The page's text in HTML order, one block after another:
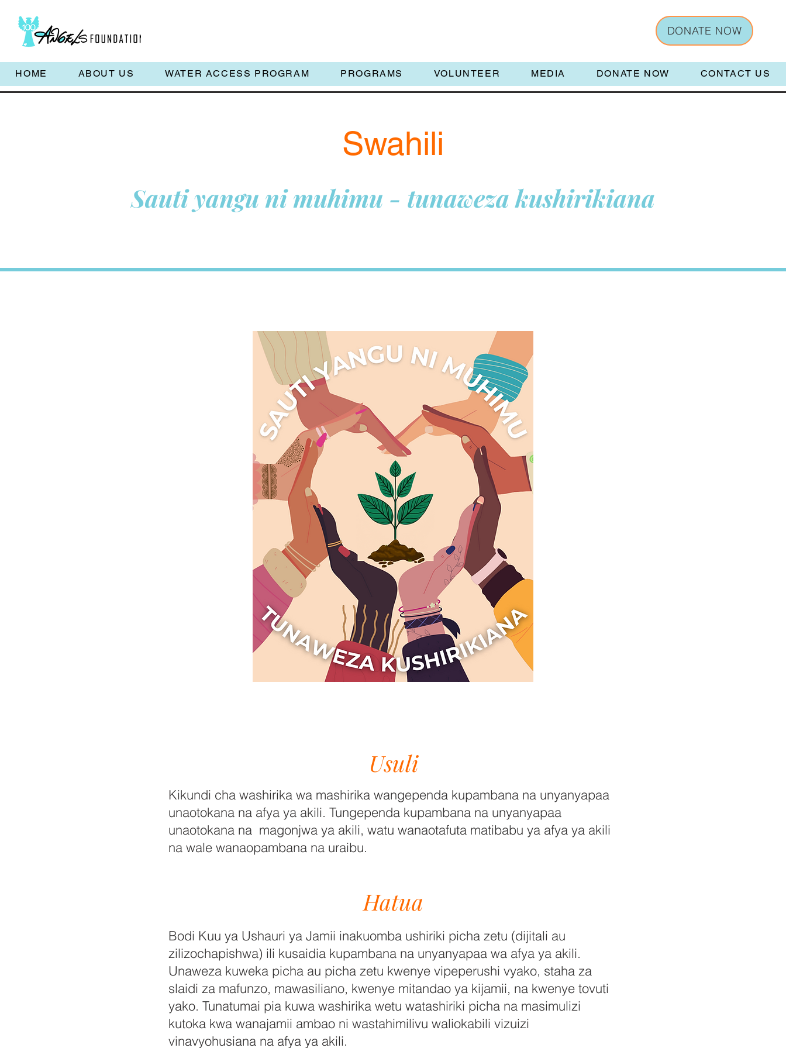
DONATE NOW
HOME ABOUT US WATER ACCESS PROGRAM PROGRAMS VOLUNTEER MEDIA DONATE NOW CONTACT US
Swahili
Sauti yangu ni muhimu - tunaweza kushirikiana
Usuli
Kikundi cha washirika wa mashirika wangependa kupambana na unyanyapaa
unaotokana na afya ya akili. Tungependa kupambana na unyanyapaa
unaotokana na magonjwa ya akili, watu wanaotafuta matibabu ya afya ya akili
na wale wanaopambana na uraibu.
Hatua
Bodi Kuu ya Ushauri ya Jamii inakuomba ushiriki picha zetu (dijitali au
zilizochapishwa) ili kusaidia kupambana na unyanyapaa wa afya ya akili.
Unaweza kuweka picha au picha zetu kwenye vipeperushi vyako, staha za
slaidi za mafunzo, mawasiliano, kwenye mitandao ya kijamii, na kwenye tovuti
yako. Tunatumai pia kuwa washirika wetu watashiriki picha na masimulizi
kutoka kwa wanajamii ambao ni wastahimilivu waliokabili vizuizi
vinavyohusiana na afya ya akili.